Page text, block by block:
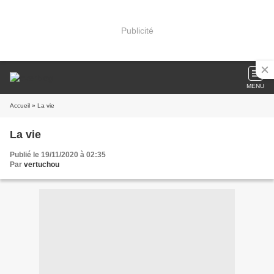
Publicité
MENU
Accueil » La vie
La vie
Publié le 19/11/2020 à 02:35
Par vertuchou